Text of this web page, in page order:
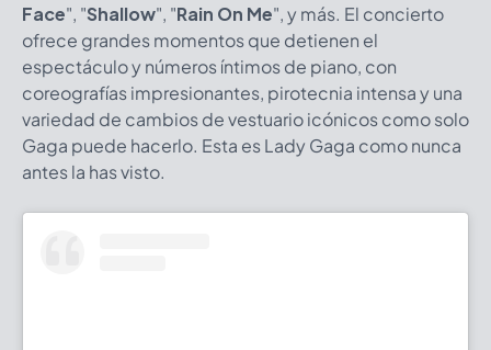
Face", "Shallow", "Rain On Me", y más. El concierto
ofrece grandes momentos que detienen el
espectáculo y números íntimos de piano, con
coreografías impresionantes, pirotecnia intensa y una
variedad de cambios de vestuario icónicos como solo
Gaga puede hacerlo. Esta es Lady Gaga como nunca
antes la has visto.